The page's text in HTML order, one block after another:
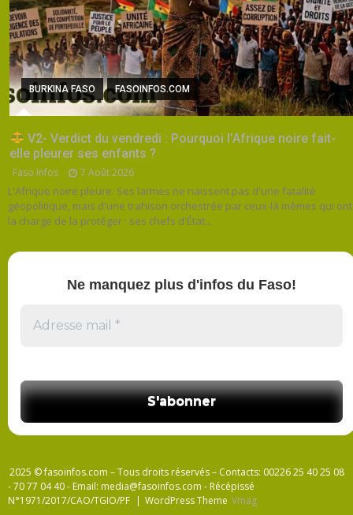
BURKINA FASO FASOINFOS.COM
V2- Verdict du vendredi : Pourquoi l’Afrique noire fait-
elle pleurer ses enfants ?
Faso Infos 7 Août 2026
L'Afrique noire pleure. Ses larmes ne naissent pas d'une fatalité
géopolitique, mais d'une trahison orchestrée par ceux-là mêmes qui ont
la charge de la protéger : ses chefs d'État...
Ne manquez plus d'infos du Faso!
2025 © fasoinfos.com – Tous droits réservés – Contacts: 00226 25 40 25 08
- 70 77 04 40 - Email: media@fasoinfos.com - Récépissé
N°1971/2017/CAO/TGIO/PF | WordPress Theme Vmag